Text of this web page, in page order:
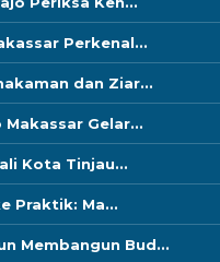
Perkenal...
dan Ziar...
Gelar...
Kota Tinjau...
Praktik: Ma...
Membangun Bud...